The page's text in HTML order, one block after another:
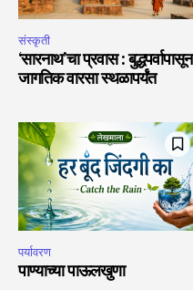
संस्कृती
‘सारनाथ’चा प्रवास : बुद्धपर्वापासून
जागतिक वारसा स्थळापर्यंत
पर्यावरण
पाण्याच्या पाऊलखुणा